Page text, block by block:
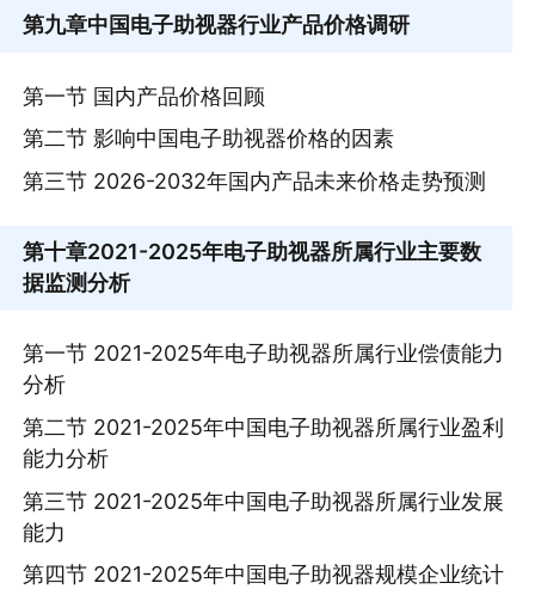
第九章中国电子助视器行业产品价格调研
第一节 国内产品价格回顾
第二节 影响中国电子助视器价格的因素
第三节 2026-2032年国内产品未来价格走势预测
第十章2021-2025年电子助视器所属行业主要数
据监测分析
第一节 2021-2025年电子助视器所属行业偿债能力
分析
第二节 2021-2025年中国电子助视器所属行业盈利
能力分析
第三节 2021-2025年中国电子助视器所属行业发展
能力
第四节 2021-2025年中国电子助视器规模企业统计